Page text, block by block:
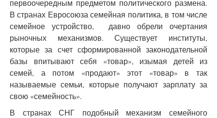
первоочередным предметом политического размена.
В странах Евросоюза семейная политика, в том числе
семейное устройство, давно обрели очертания
рыночных механизмов. Существует институты,
которые за счет сформированной законодательной
базы впитывают себя «товар», изымая детей из
семей, а потом «продают» этот «товар» в так
называемые семьи, которые получают зарплату за
свою «семейность».
В странах СНГ подобный механизм семейного